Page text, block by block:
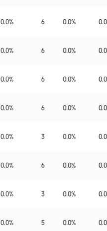
0.0% 6 0.0% 0.0
0.0% 6 0.0% 0.0
0.0% 6 0.0% 0.0
0.0% 6 0.0% 0.0
0.0% 3 0.0% 0.0
0.0% 6 0.0% 0.0
0.0% 3 0.0% 0.0
0.0% 5 0.0% 0.0